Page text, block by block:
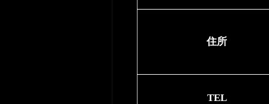
住所
TEL